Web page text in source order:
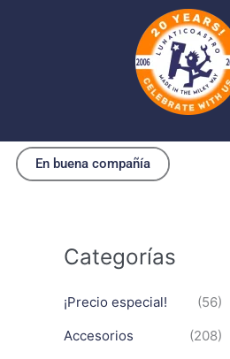
En buena compañía
Categorías
¡Precio especial!
(56)
Accesorios
(208)